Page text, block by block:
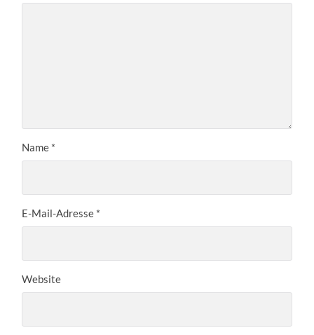
Name *
E-Mail-Adresse *
Website